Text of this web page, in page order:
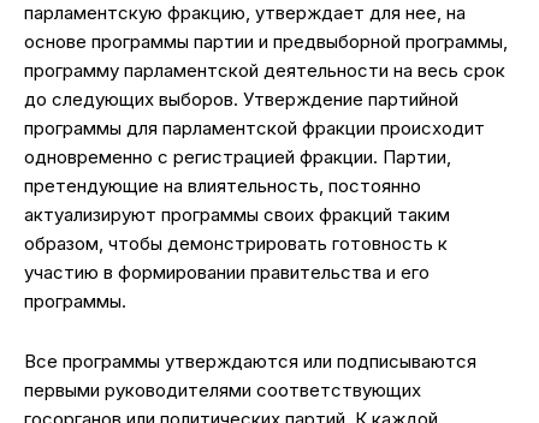
парламентскую фракцию, утверждает для нее, на
основе программы партии и предвыборной программы,
программу парламентской деятельности на весь срок
до следующих выборов. Утверждение партийной
программы для парламентской фракции происходит
одновременно с регистрацией фракции. Партии,
претендующие на влиятельность, постоянно
актуализируют программы своих фракций таким
образом, чтобы демонстрировать готовность к
участию в формировании правительства и его
программы.
Все программы утверждаются или подписываются
первыми руководителями соответствующих